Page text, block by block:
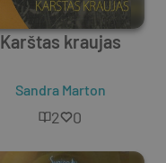
Karštas kraujas
Sandra Marton
2 0